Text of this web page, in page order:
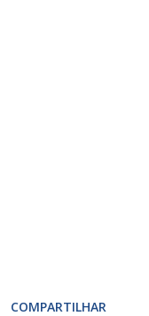
COMPARTILHAR